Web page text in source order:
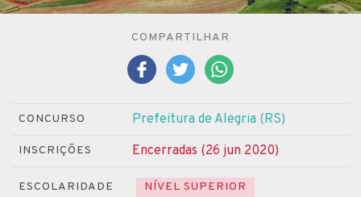
COMPARTILHAR
CONCURSO Prefeitura de Alegria (RS)
INSCRIÇÕES Encerradas (26 jun 2020)
ESCOLARIDADE NÍVEL SUPERIOR